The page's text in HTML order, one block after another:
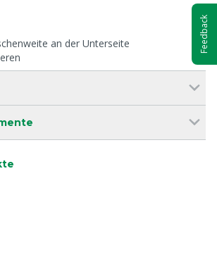
an der Unterseite
Feedback